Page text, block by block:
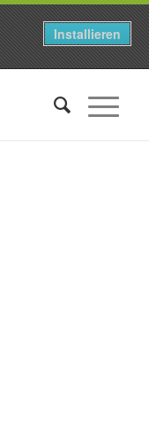
Installieren